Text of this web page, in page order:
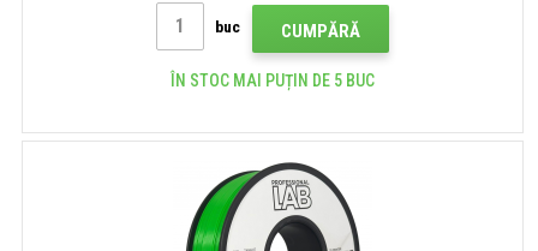
buc CUMPĂRĂ
ÎN STOC MAI PUȚIN DE 5 BUC